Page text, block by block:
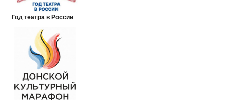
Год театра в России